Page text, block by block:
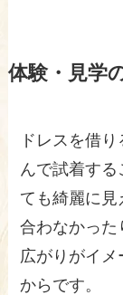
体験・見学
ドレスを借
んで試着す
ても綺麗に見
合わなかった
広がりがイ
からです。